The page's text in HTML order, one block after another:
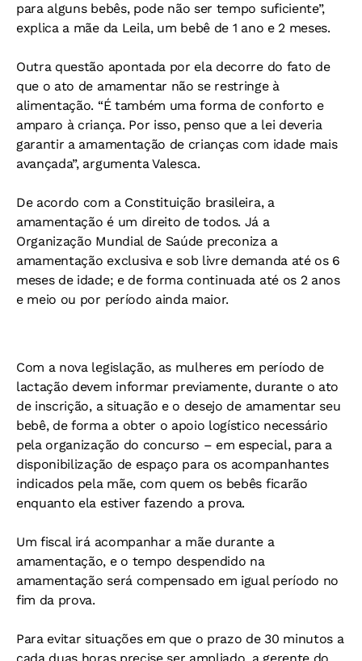
para alguns bebês, pode não ser tempo suficiente”,
explica a mãe da Leila, um bebê de 1 ano e 2 meses.
Outra questão apontada por ela decorre do fato de
que o ato de amamentar não se restringe à
alimentação. “É também uma forma de conforto e
amparo à criança. Por isso, penso que a lei deveria
garantir a amamentação de crianças com idade mais
avançada”, argumenta Valesca.
De acordo com a Constituição brasileira, a
amamentação é um direito de todos. Já a
Organização Mundial de Saúde preconiza a
amamentação exclusiva e sob livre demanda até os 6
meses de idade; e de forma continuada até os 2 anos
e meio ou por período ainda maior.
Com a nova legislação, as mulheres em período de
lactação devem informar previamente, durante o ato
de inscrição, a situação e o desejo de amamentar seu
bebê, de forma a obter o apoio logístico necessário
pela organização do concurso – em especial, para a
disponibilização de espaço para os acompanhantes
indicados pela mãe, com quem os bebês ficarão
enquanto ela estiver fazendo a prova.
Um fiscal irá acompanhar a mãe durante a
amamentação, e o tempo despendido na
amamentação será compensado em igual período no
fim da prova.
Para evitar situações em que o prazo de 30 minutos a